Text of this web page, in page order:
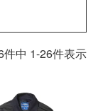
件中 1-26件表示